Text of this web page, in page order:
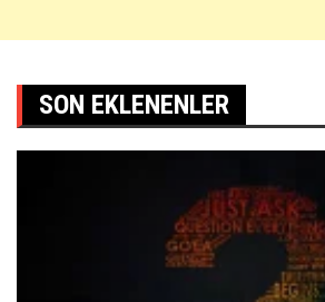
SON EKLENENLER